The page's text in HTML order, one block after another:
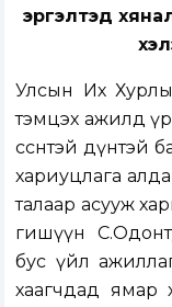
эргэлтэд
Улсын Их
тэмцэх ажилд үр
өссөнтэй
хариуцлага
талаар асууж
гишүүн
бус үйл
хаагчдад ямар